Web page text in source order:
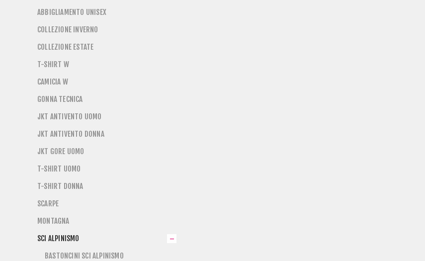
ABBIGLIAMENTO UNISEX
COLLEZIONE INVERNO
COLLEZIONE ESTATE
T-SHIRT W
CAMICIA W
GONNA TECNICA
JKT ANTIVENTO UOMO
JKT ANTIVENTO DONNA
JKT GORE UOMO
T-SHIRT UOMO
T-SHIRT DONNA
SCARPE
MONTAGNA
SCI ALPINISMO
BASTONCINI SCI ALPINISMO